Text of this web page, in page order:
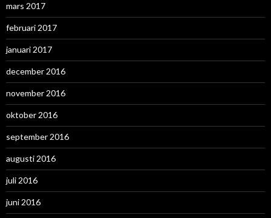
mars 2017
februari 2017
januari 2017
december 2016
november 2016
oktober 2016
september 2016
augusti 2016
juli 2016
juni 2016